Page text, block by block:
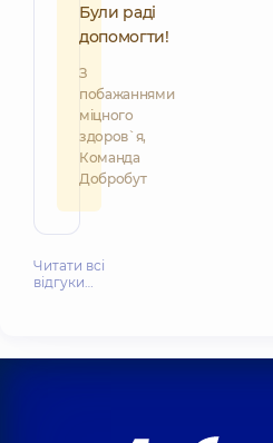
Були раді
допомогти!
З
побажаннями
міцного
здоров`я,
Команда
Добробут
Читати всі
відгуки…